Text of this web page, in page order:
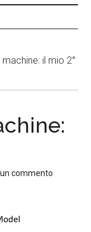
il mio 2°
commento